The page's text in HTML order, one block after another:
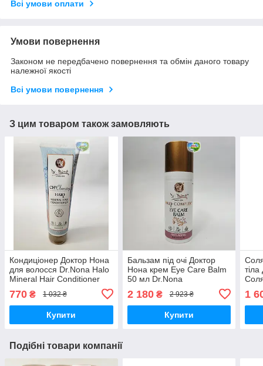
Всі умови оплати
Умови повернення
Законом не передбачено повернення та обмін даного товару
належної якості
Всі умови повернення
З цим товаром також замовляють
Кондиціонер Доктор Нона
для волосся Dr.Nona Halo
Mineral Hair Conditioner
Conditioner
770 ₴ 1 032 ₴
Купити
Бальзам під очі Доктор
Нона крем Eye Care Balm
50 мл Dr.Nona
2 180₴ 2 923 ₴
Купити
1
Подібні товари компанії